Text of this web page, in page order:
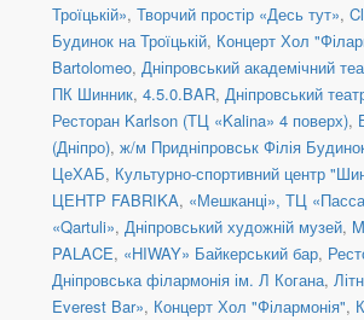
Троїцькій», Творчий простір «Десь тут»,
Будинок на Троїцькій, Концерт Хол
Bartolomeo, Дніпровський академічний
ПК Шинник, 4.5.0.BAR, Дніпровський
Ресторан Karlson (ТЦ «Kalina» 4 поверх),
(Дніпро), ж/м Придніпровськ Філія
ЦеХАБ, Культурно-спортивний центр
ЦЕНТР FABRIKA, «Мешканці», ТЦ
«Qartuli», Дніпровський художній музей,
PALACE, «HIWAY» Байкерський бар,
Дніпровська філармонія ім. Л Когана,
Everest Bar», Концерт Хол "Філармонія",